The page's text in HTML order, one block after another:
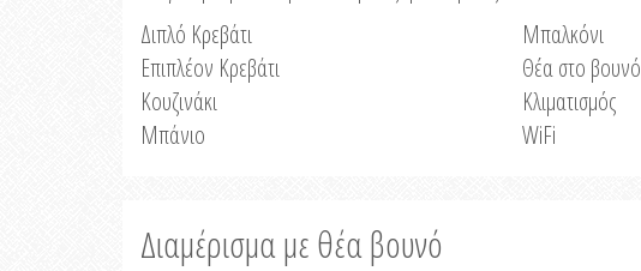
Διπλό Κρεβάτι
Επιπλέον Κρεβάτι
Κουζινάκι
Μπάνιο
Μπαλκόνι
Θέα στο βουνό
Κλιματισμός
WiFi
Διαμέρισμα με θέα βουνό